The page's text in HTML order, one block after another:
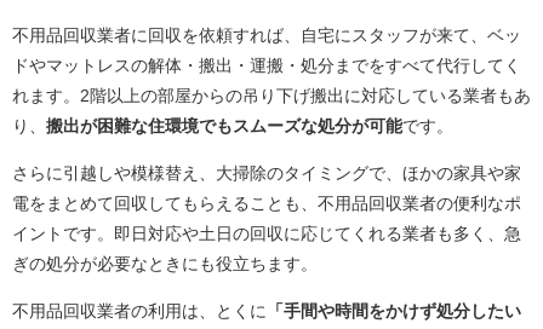
不用品回収業者に回収を依頼すれば、自宅にスタッフが来て、ベッ
ドやマットレスの解体・搬出・運搬・処分までをすべて代行してく
れます。2階以上の部屋からの吊り下げ搬出に対応している業者もあ
り、 搬出が困難な住環境でもスムーズな処分が可能です。
さらに引越しや模様替え、大掃除のタイミングで、ほかの家具や家
電をまとめて回収してもらえることも、不用品回収業者の便利なポ
イントです。即日対応や土日の回収に応じてくれる業者も多く、急
ぎの処分が必要なときにも役立ちます。
不用品回収業者の利用は、とくに
「手間や時間をかけず処分したい